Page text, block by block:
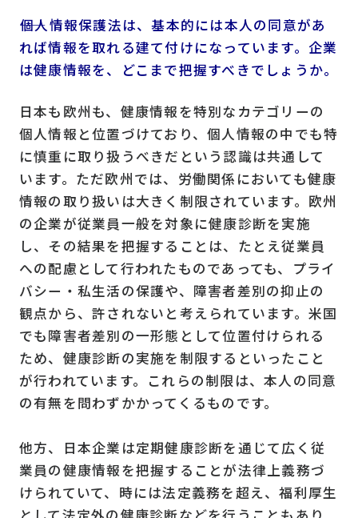
――個人情報保護法は、基本的には本人の同意があ
れば情報を取れる建て付けになっています。企業
は健康情報を、どこまで把握すべきでしょうか。
日本も欧州も、健康情報を特別なカテゴリーの
個人情報と位置づけており、個人情報の中でも特
に慎重に取り扱うべきだという認識は共通して
います。ただ欧州では、労働関係においても健康
情報の取り扱いは大きく制限されています。欧州
の企業が従業員一般を対象に健康診断を実施
し、その結果を把握することは、たとえ従業員
への配慮として行われたものであっても、プライ
バシー・私生活の保護や、障害者差別の抑止の
観点から、許されないと考えられています。米国
でも障害者差別の一形態として位置付けられる
ため、健康診断の実施を制限するといったこと
が行われています。これらの制限は、本人の同意
の有無を問わずかかってくるものです。
他方、日本企業は定期健康診断を通じて広く従
業員の健康情報を把握することが法律上義務づ
けられていて、時には法定義務を超え、福利厚生